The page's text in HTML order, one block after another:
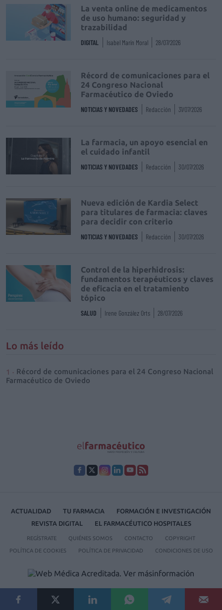
La venta online de medicamentos
de uso humano: seguridad y
trazabilidad
DIGITAL Isabel Marín Moral 28/07/2026
Récord de comunicaciones para el
24 Congreso Nacional
Farmacéutico de Oviedo
NOTICIAS Y NOVEDADES Redacción 31/07/2026
La farmacia, un apoyo esencial en
el cuidado infantil
NOTICIAS Y NOVEDADES Redacción 30/07/2026
Nueva edición de Kardia Select
para titulares de farmacia: claves
para decidir con criterio
NOTICIAS Y NOVEDADES Redacción 30/07/2026
Control de la hiperhidrosis:
fundamentos terapéuticos y claves
de eficacia en el tratamiento
tópico
SALUD Irene González Orts 28/07/2026
Lo más leído
Récord de comunicaciones para el 24 Congreso Nacional
Farmacéutico de Oviedo
ACTUALIDAD TU FARMACIA
FORMACIÓN E INVESTIGACIÓN
REVISTA DIGITAL
EL FARMACÉUTICO HOSPITALES
REGÍSTRATE QUIÉNES SOMOS CONTACTO COPYRIGHT
POLÍTICA DE COOKIES POLÍTICA DE PRIVACIDAD CONDICIONES DE USO
© 2026 Ediciones MAYO, S.A.U.